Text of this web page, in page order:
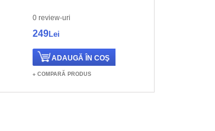
0 review-uri
249Lei
COMPARĂ PRODUS